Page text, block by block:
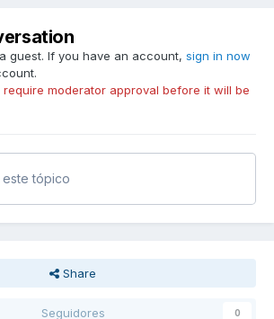
guest. If you have an account, sign in now
require moderator approval before it will be
tópico
Share
Seguidores 0